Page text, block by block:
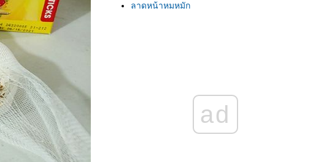
ลาดหน้าหมูหมัก
ร้านซุปเปอร์มาเกตไทย ชิคาโก หลังโควิด 19
ชีสเค้กชาไทย หน้านิ่มad